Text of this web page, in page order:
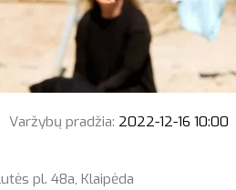
Varžybų pradžia: 2022-12-16 10:00
pl. 48a, Klaipėda